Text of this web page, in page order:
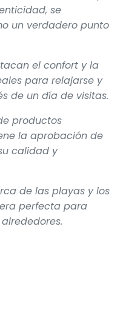
se
un verdadero punto
el confort y la
para relajarse y
de un día de visitas.
productos
la aprobación de
calidad y
de las playas y los
perfecta para